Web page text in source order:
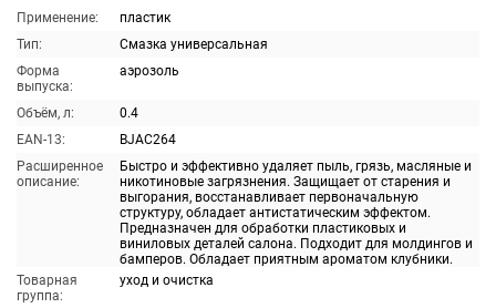
Применение:
пластик
Тип:
Смазка универсальная
Форма
выпуска:
аэрозоль
Объём, л:
0.4
EAN-13:
BJAC264
Расширенное
описание:
Быстро и эффективно удаляет пыль, грязь, масляные и
никотиновые загрязнения. Защищает от старения и
выгорания, восстанавливает первоначальную
структуру, обладает антистатическим эффектом.
Предназначен для обработки пластиковых и
виниловых деталей салона. Подходит для молдингов и
бамперов. Обладает приятным ароматом клубники.
Товарная
группа:
уход и очистка